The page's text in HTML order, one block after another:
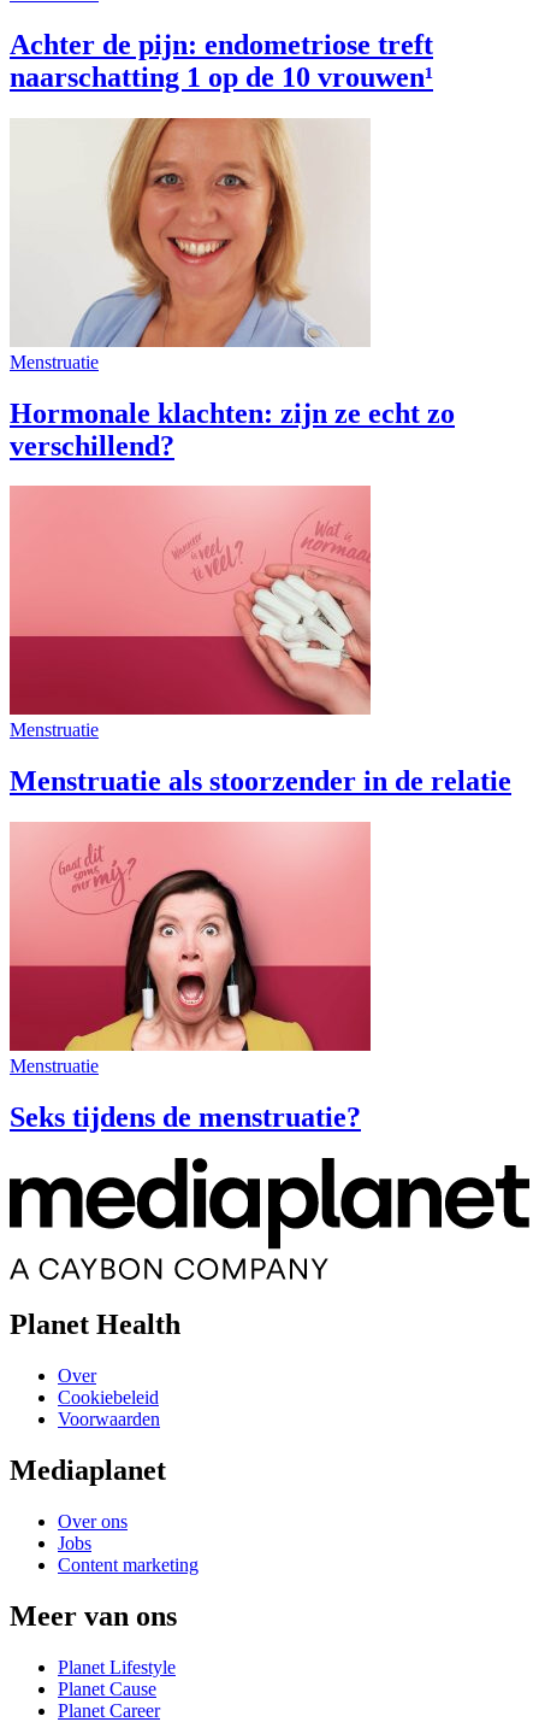
Achter de pijn: endometriose treft
naarschatting 1 op de 10 vrouwen¹
Menstruatie
Hormonale klachten: zijn ze echt zo
verschillend?
Menstruatie
Menstruatie als stoorzender in de relatie
Menstruatie
Seks tijdens de menstruatie?
Planet Health
Over
Cookiebeleid
Voorwaarden
Mediaplanet
Over ons
Jobs
Content marketing
Meer van ons
Planet Lifestyle
Planet Cause
Planet Career